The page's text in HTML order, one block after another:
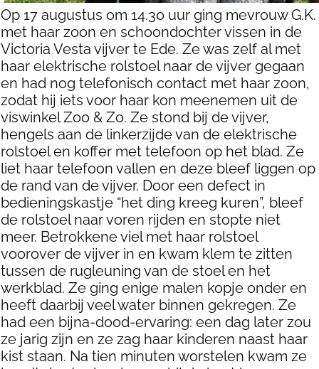
Op 17 augustus om 14.30 uur ging mevrouw G.K.
met haar zoon en schoondochter vissen in de
Victoria Vesta vijver te Ede. Ze was zelf al met
haar elektrische rolstoel naar de vijver gegaan
en had nog telefonisch contact met haar zoon,
zodat hij iets voor haar kon meenemen uit de
viswinkel Zoo & Zo. Ze stond bij de vijver,
hengels aan de linkerzijde van de elektrische
rolstoel en koffer met telefoon op het blad. Ze
liet haar telefoon vallen en deze bleef liggen op
de rand van de vijver. Door een defect in
bedieningskastje “het ding kreeg kuren”, bleef
de rolstoel naar voren rijden en stopte niet
meer. Betrokkene viel met haar rolstoel
voorover de vijver in en kwam klem te zitten
tussen de rugleuning van de stoel en het
werkblad. Ze ging enige malen kopje onder en
heeft daarbij veel water binnen gekregen. Ze
had een bijna-dood-ervaring: een dag later zou
ze jarig zijn en ze zag haar kinderen naast haar
kist staan. Na tien minuten worstelen kwam ze